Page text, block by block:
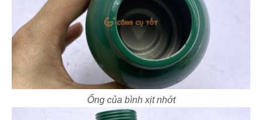
Ống của bình xịt nhớt